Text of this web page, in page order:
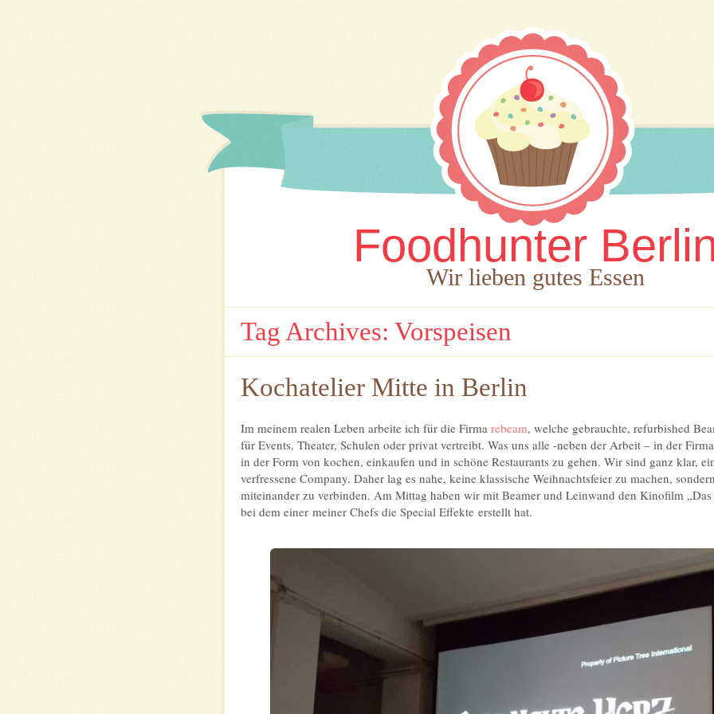
Foodhunter
Wir lieben gutes Essen
Tag Archives: Vorspeisen
Kochatelier Mitte in Berlin
Im meinem realen Leben arbeite ich für die Firma rebeam, welche gebrauchte, refurbished
für Events, Theater, Schulen oder privat vertreibt. Was uns alle -neben der Arbeit – in der
in der Form von kochen, einkaufen und in schöne Restaurants zu gehen. Wir sind ganz klar,
verfressene Company. Daher lag es nahe, keine klassische Weihnachtsfeier zu machen,
miteinander zu verbinden. Am Mittag haben wir mit Beamer und Leinwand den Kinofilm „Das
bei dem einer meiner Chefs die Special Effekte erstellt hat.